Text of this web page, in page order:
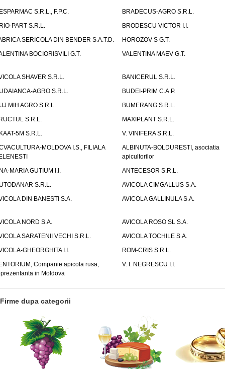
S.R.L., F.P.C.
BRADECUS-AGRO S.R.L.
PART S.R.L.
BRODESCU VICTOR I.I.
SERICOLA DIN BENDER S.A.T.D.
HOROZOV S G.T.
BOCIORISVILI G.T.
VALENTINA MAEV G.T.
SHAVER S.R.L.
BANICERUL S.R.L.
AGRO S.R.L.
BUDEI-PRIM C.A.P.
MIH AGRO S.R.L.
BUMERANG S.R.L.
S.R.L.
MAXIPLANT S.R.L.
5M S.R.L.
V. VINIFERA S.R.L.
MOLDOVA I.S., FILIALA
ALBINUTA-BOLDURESTI, asociatia
apicultorilor
MARIA GUTIUM I.I.
ANTECESOR S.R.L.
S.R.L.
AVICOLA CIMGALLUS S.A.
DIN BANESTI S.A.
AVICOLA GALLINULA S.A.
NORD S.A.
AVICOLA ROSO SL S.A.
SARATENII VECHI S.R.L.
AVICOLA TOCHILE S.A.
GHEORGHITA I.I.
ROM-CRIS S.R.L.
Companie apicola rusa,
in Moldova
V. I. NEGRESCU I.I.
Firme dupa categorii